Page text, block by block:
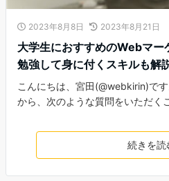
2023年8月8日 2023年8月21日
大学生におすすめのWebマ
勉強して身に付くスキルも解
こんにちは、宮田(@webkirin)で
から、次のような質問をいただく
続きを読